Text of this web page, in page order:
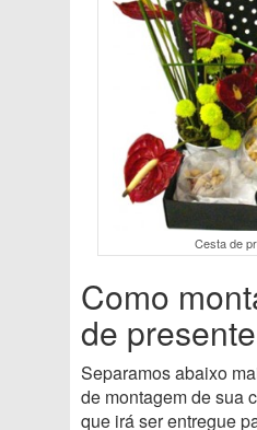
Cesta de
Como
de presente
Separamos abaixo
de montagem de sua
que irá ser entregue